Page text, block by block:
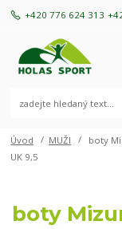
+420 776 624 313
Úvod MUŽI
boty
UK 9,5
boty